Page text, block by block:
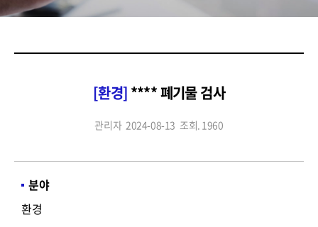
[환경] **** 폐기물 검사
관리자 2024-08-13 조회. 1960
분야
환경